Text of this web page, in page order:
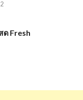
ด Fresh